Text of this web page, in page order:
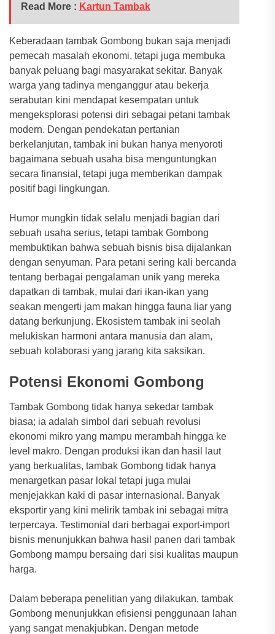
Read More : Kartun Tambak
Keberadaan tambak Gombong bukan saja menjadi
pemecah masalah ekonomi, tetapi juga membuka
banyak peluang bagi masyarakat sekitar. Banyak
warga yang tadinya menganggur atau bekerja
serabutan kini mendapat kesempatan untuk
mengeksplorasi potensi diri sebagai petani tambak
modern. Dengan pendekatan pertanian
berkelanjutan, tambak ini bukan hanya menyoroti
bagaimana sebuah usaha bisa menguntungkan
secara finansial, tetapi juga memberikan dampak
positif bagi lingkungan.
Humor mungkin tidak selalu menjadi bagian dari
sebuah usaha serius, tetapi tambak Gombong
membuktikan bahwa sebuah bisnis bisa dijalankan
dengan senyuman. Para petani sering kali bercanda
tentang berbagai pengalaman unik yang mereka
dapatkan di tambak, mulai dari ikan-ikan yang
seakan mengerti jam makan hingga fauna liar yang
datang berkunjung. Ekosistem tambak ini seolah
melukiskan harmoni antara manusia dan alam,
sebuah kolaborasi yang jarang kita saksikan.
Potensi Ekonomi Gombong
Tambak Gombong tidak hanya sekedar tambak
biasa; ia adalah simbol dari sebuah revolusi
ekonomi mikro yang mampu merambah hingga ke
level makro. Dengan produksi ikan dan hasil laut
yang berkualitas, tambak Gombong tidak hanya
menargetkan pasar lokal tetapi juga mulai
menjejakkan kaki di pasar internasional. Banyak
eksportir yang kini melirik tambak ini sebagai mitra
terpercaya. Testimonial dari berbagai export-import
bisnis menunjukkan bahwa hasil panen dari tambak
Gombong mampu bersaing dari sisi kualitas maupun
harga.
Dalam beberapa penelitian yang dilakukan, tambak
Gombong menunjukkan efisiensi penggunaan lahan
yang sangat menakjubkan. Dengan metode